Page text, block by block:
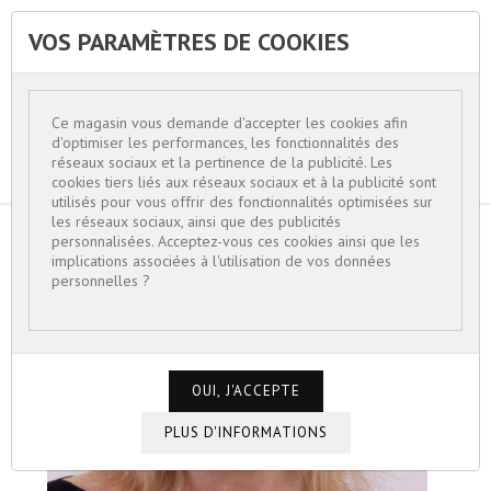
ACCUEIL BIJOUX FEMME
BROCHES
BROCHE NOEUD ÉCRASÉ
VOS PARAMÈTRES DE COOKIES
Ce magasin vous demande d'accepter les cookies afin
d'optimiser les performances, les fonctionnalités des
réseaux sociaux et la pertinence de la publicité. Les
cookies tiers liés aux réseaux sociaux et à la publicité sont
utilisés pour vous offrir des fonctionnalités optimisées sur
les réseaux sociaux, ainsi que des publicités
personnalisées. Acceptez-vous ces cookies ainsi que les
implications associées à l'utilisation de vos données
personnelles ?